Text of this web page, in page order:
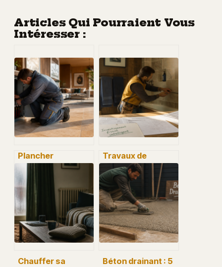
Articles Qui Pourraient Vous
Intéresser :
Plancher
chauffant gaz : le
confort thermique
absolu pour un
budget maîtrisé
Travaux de
maison et impôts :
3 dispositifs pour
réduire votre
facture fiscale
Chauffer sa
Béton drainant : 5